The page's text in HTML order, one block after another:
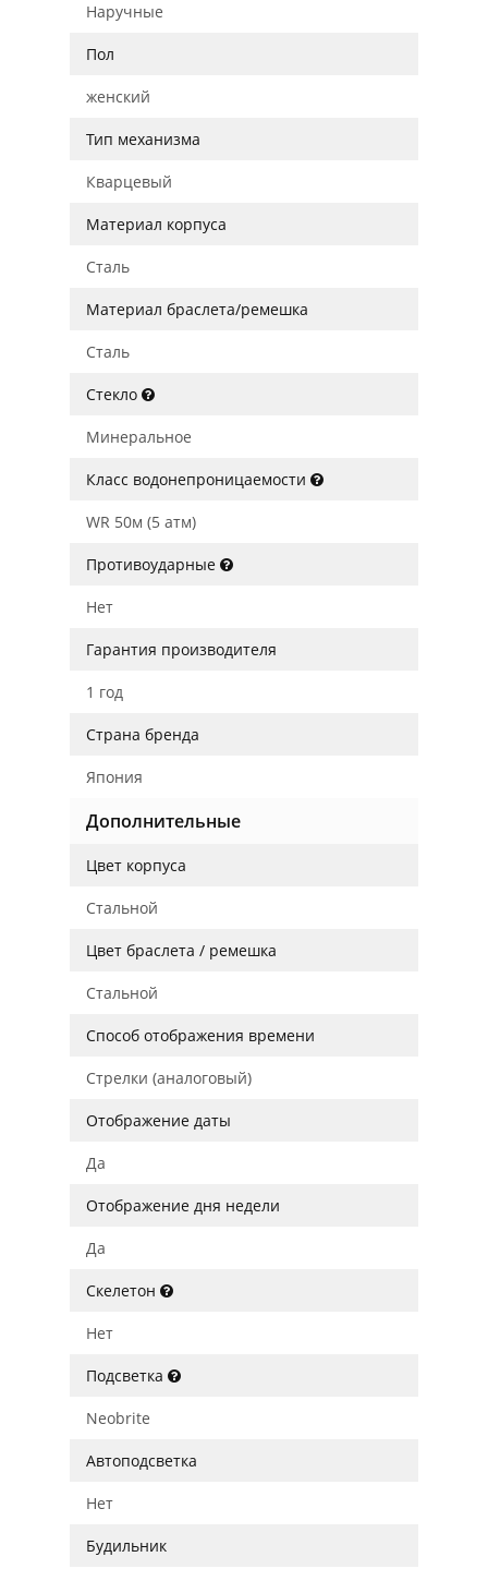
Наручные
Пол
женский
Тип механизма
Кварцевый
Материал корпуса
Сталь
Материал браслета/ремешка
Сталь
Стекло
Минеральное
Класс водонепроницаемости
WR 50м (5 атм)
Противоударные
Нет
Гарантия производителя
1 год
Страна бренда
Япония
Дополнительные
Цвет корпуса
Стальной
Цвет браслета / ремешка
Стальной
Способ отображения времени
Стрелки (аналоговый)
Отображение даты
Да
Отображение дня недели
Да
Скелетон
Нет
Подсветка
Neobrite
Автоподсветка
Нет
Будильник